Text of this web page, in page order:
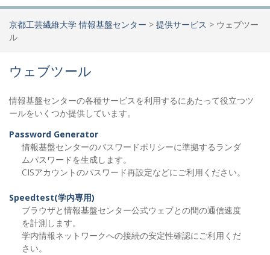
京都工芸繊維大学 情報基盤センター > 提供サービス > ウェブツー
ル
ウェブツール
情報基盤センターの各種サービスを利用するにあたって役立つツ
ールをいくつか提供しています。
Password Generator
情報基盤センターのパスワードポリシーに準拠するランダ
ムパスワードを生成します。
CISアカウントのパスワード再設定などにご利用ください。
Speedtest(学内専用)
ブラウザと情報基盤センター公式ウェブとの間の通信速度
を計測します。
学内情報ネットワークへの接続の安定性確認にご利用くだ
さい。